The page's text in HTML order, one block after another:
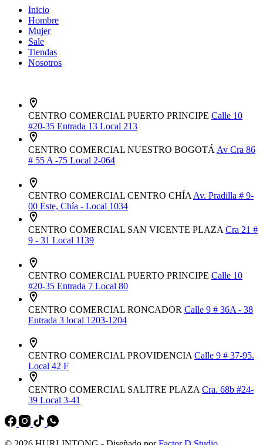
página
Inicio
Hombre
Mujer
Sale
Tiendas
Nosotros
CENTRO COMERCIAL PUERTO PRINCIPE Calle 10
#20-35 Entrada 13 Local 213
CENTRO COMERCIAL NUESTRO BOGOTÁ Av Cra 86
# 55 A -75 Local 2-064
CENTRO COMERCIAL CENTRO CHÍA Av. Pradilla # 9-
00 Este, Chía - Local 1034
CENTRO COMERCIAL SAN VICENTE PLAZA Cra 21 #
9 - 31 Local 1139
CENTRO COMERCIAL PUERTO PRINCIPE Calle 10
#20-35 Entrada 7 Local 80
CENTRO COMERCIAL RONCADOR Calle 9 # 36A - 38
Entrada 3 local 1203-1204
CENTRO COMERCIAL PROVIDENCIA Calle 9 # 37-95.
Local 42 F
CENTRO COMERCIAL SALITRE PLAZA Cra. 68b #24-
39 Local 3-41